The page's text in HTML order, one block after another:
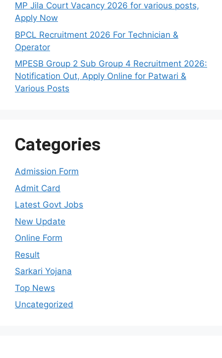
MP Jila Court Vacancy 2026 for various posts,
Apply Now
BPCL Recruitment 2026 For Technician &
Operator
MPESB Group 2 Sub Group 4 Recruitment 2026:
Notification Out, Apply Online for Patwari &
Various Posts
Categories
Admission Form
Admit Card
Latest Govt Jobs
New Update
Online Form
Result
Sarkari Yojana
Top News
Uncategorized